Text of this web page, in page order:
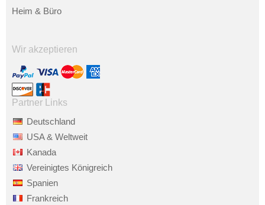
Heim & Büro
Wir akzeptieren
Partner Links
Deutschland
USA & Weltweit
Kanada
Vereinigtes Königreich
Spanien
Frankreich